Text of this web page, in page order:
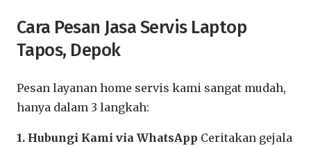
Cara Pesan Jasa Servis Laptop
Tapos, Depok
Pesan layanan home servis kami sangat mudah,
hanya dalam 3 langkah:
1. Hubungi Kami via WhatsApp Ceritakan gejala